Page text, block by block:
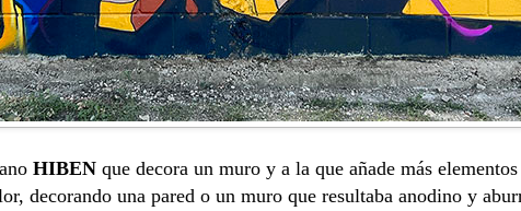
HIBEN que decora un muro y a la que añade más
decorando una pared o un muro que resultaba anodino y